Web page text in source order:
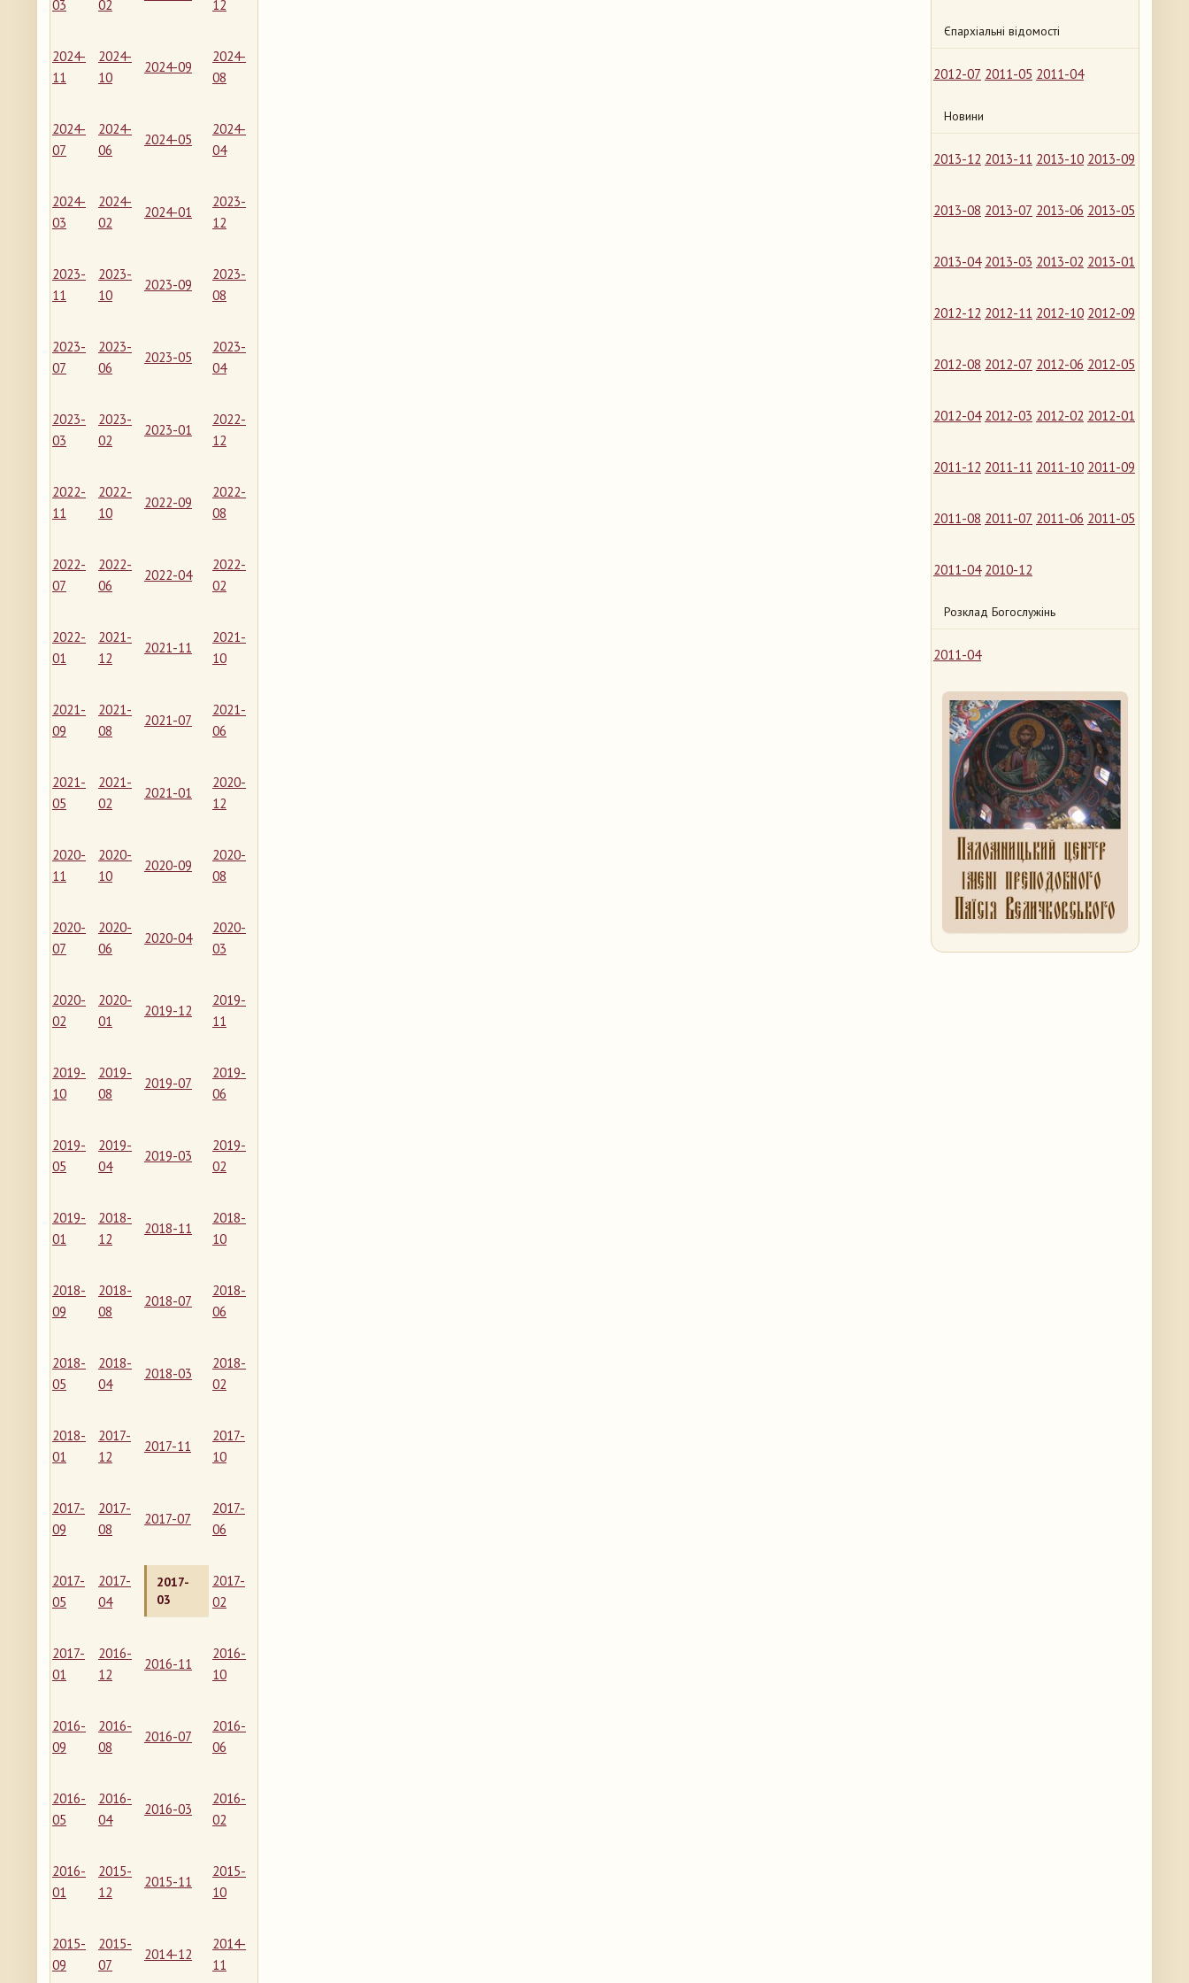
03 02 12
2024-
11
2024-
10
2024-09
2024-
08
2024-
07
2024-
06
2024-05
2024-
04
2024-
03
2024-
02
2024-01
2023-
12
2023-
11
2023-
10
2023-09
2023-
08
2023-
07
2023-
06
2023-05
2023-
04
2023-
03
2023-
02
2023-01
2022-
12
2022-
11
2022-
10
2022-09
2022-
08
2022-
07
2022-
06
2022-04
2022-
02
2022-
01
2021-
12
2021-11
2021-
10
2021-
09
2021-
08
2021-07
2021-
06
2021-
05
2021-
02
2021-01
2020-
12
2020-
11
2020-
10
2020-09
2020-
08
2020-
07
2020-
06
2020-04
2020-
03
2020-
02
2020-
01
2019-12
2019-
11
2019-
10
2019-
08
2019-07
2019-
06
2019-
05
2019-
04
2019-03
2019-
02
2019-
01
2018-
12
2018-11
2018-
10
2018-
09
2018-
08
2018-07
2018-
06
2018-
05
2018-
04
2018-03
2018-
02
2018-
01
2017-
12
2017-11
2017-
10
2017-
09
2017-
08
2017-07
2017-
06
2017-
05
2017-
04
2017-
03
2017-
02
2017-
01
2016-
12
2016-11
2016-
10
2016-
09
2016-
08
2016-07
2016-
06
2016-
05
2016-
04
2016-03
2016-
02
2016-
01
2015-
12
2015-11
2015-
10
2015-
09
2015-
07
2014-12
2014-
11
Єпархіальні відомості
2012-07 2011-05 2011-04
Новини
2013-12 2013-11 2013-10 2013-09
2013-08 2013-07 2013-06 2013-05
2013-04 2013-03 2013-02 2013-01
2012-12 2012-11 2012-10 2012-09
2012-08 2012-07 2012-06 2012-05
2012-04 2012-03 2012-02 2012-01
2011-12 2011-11 2011-10 2011-09
2011-08 2011-07 2011-06 2011-05
2011-04 2010-12
Розклад Богослужінь
2011-04